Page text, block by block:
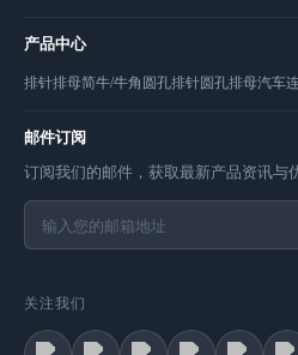
产品中心
排针排母简牛/牛角圆孔排针圆孔排母汽车
邮件订阅
订阅我们的邮件，获取最新产品资讯与
关注我们